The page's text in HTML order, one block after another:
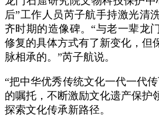
后”工作人员芮子航手持激光清
齐时期的造像碑。“与老一辈龙
修复的具体方式有了新变化，但
脉相承的。”芮子航说。
“把中华优秀传统文化一代一代
的嘱托，不断激励文化遗产保护
探索文化传承新路径。